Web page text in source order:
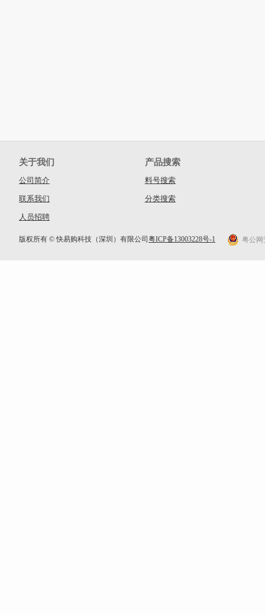
关于我们
公司简介
联系我们
人员招聘
产品搜索
料号搜索
分类搜索
版权所有 © 快易购科技（深圳）有限公司 粤ICP备13003228号-1 粤公网